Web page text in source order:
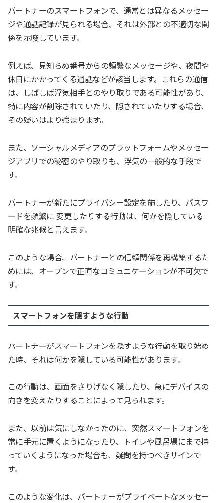
パートナーのスマートフォンで、通常とは異なるメッセー
ジや通話記録が見られる場合、それは外部との不適切な関
係を示唆しています。
例えば、見知らぬ番号からの頻繁なメッセージや、夜間や
休日にかかってくる通話などが該当します。これらの通信
は、しばしば浮気相手とのやり取りである可能性があり、
特に内容が削除されていたり、隠されていたりする場合、
その疑いはより強まります。
また、ソーシャルメディアのプラットフォームやメッセー
ジアプリでの秘密のやり取りも、浮気の一般的な手段で
す。
パートナーが新たにプライバシー設定を施したり、パスワ
ードを頻繁に 変更したりする行動は、何かを隠している
明確な兆候と言えます。
このような場合、パートナーとの信頼関係を再構築するた
めには、オープンで正直なコミュニケーションが不可欠で
す。
スマートフォンを隠すような行動
パートナーがスマートフォンを隠すような行動を取り始め
た時、それは何かを隠している可能性があります。
この行動は、画面をさりげなく隠したり、急にデバイスの
向きを変えたりすることによって見られます。
また、以前は気にしなかったのに、突然スマートフォンを
常に手元に置くようになったり、トイレや風呂場にまで持
っていくようになった場合も、疑問を持つべきサインで
す。
このような変化は、パートナーがプライベートなメッセー